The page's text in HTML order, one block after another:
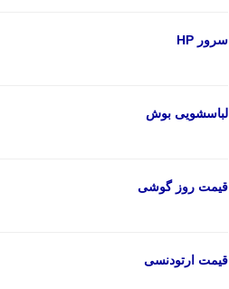
سرور HP
لباسشویی بوش
قیمت روز گوشی
قیمت ارتودنسی